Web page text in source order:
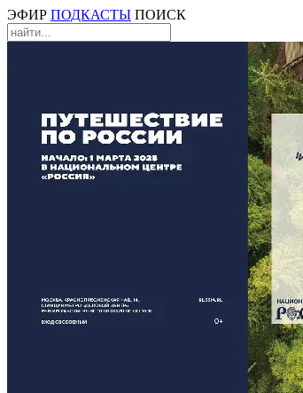
ЭФИР ПОДКАСТЫ ПОИСК